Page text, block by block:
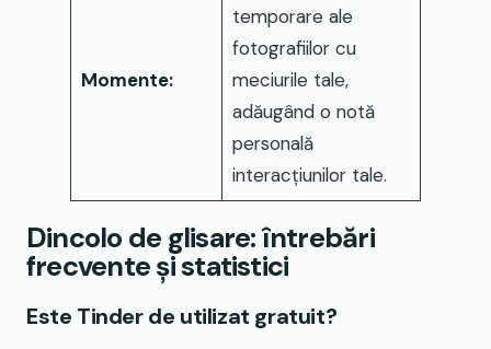
Momente:
temporare ale
fotografiilor cu
meciurile tale,
adăugând o notă
personală
interacțiunilor tale.
Dincolo de glisare: întrebări
frecvente și statistici
Este Tinder de utilizat gratuit?